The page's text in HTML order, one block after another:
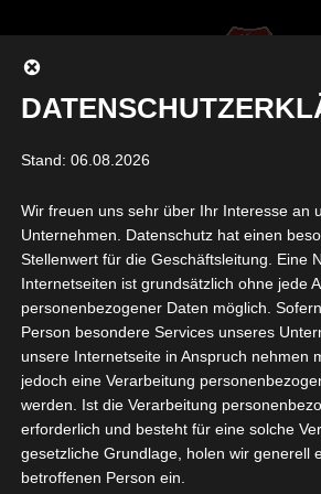
vonMike Glückstein|Juli 29, 2022|
Stand: 06.08.2026
Wir freuen uns sehr über Ihr Interesse an
Unternehmen. Datenschutz hat einen
Stellenwert für die Geschäftsleitung. Eine
Internetseiten ist grundsätzlich ohne jede
personenbezogener Daten möglich.
Person besondere Services unseres
unsere Internetseite in Anspruch nehmen
jedoch eine Verarbeitung
werden. Ist die Verarbeitung
erforderlich und besteht für eine solche
gesetzliche Grundlage, holen wir generell
betroffenen Person ein.